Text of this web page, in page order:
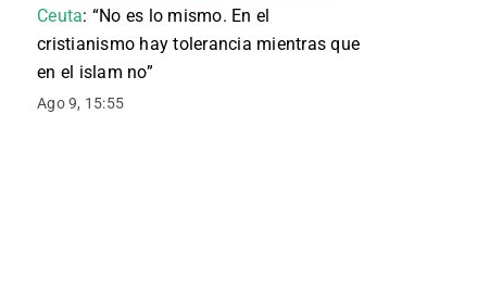
Ceuta: “No es lo mismo. En el
cristianismo hay tolerancia mientras que
en el islam no”
Ago 9, 15:55